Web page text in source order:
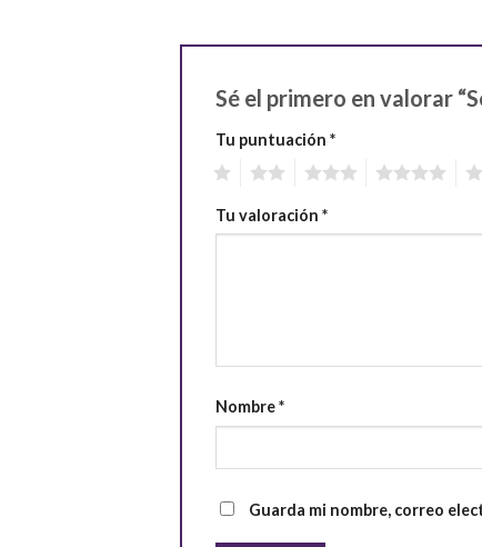
Sé el primero en valorar
Tu puntuación *
Tu valoración *
Nombre*
Guarda mi nombre, correo